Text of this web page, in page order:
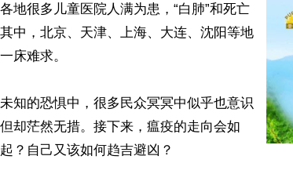
地很多儿童医院人满为患，“白肺”和死亡
中，北京、天津、上海、大连、沈阳等地
床难求。
知的恐惧中，很多民众冥冥中似乎也意识
却茫然无措。接下来，瘟疫的走向会如
？自己又该如何趋吉避凶？